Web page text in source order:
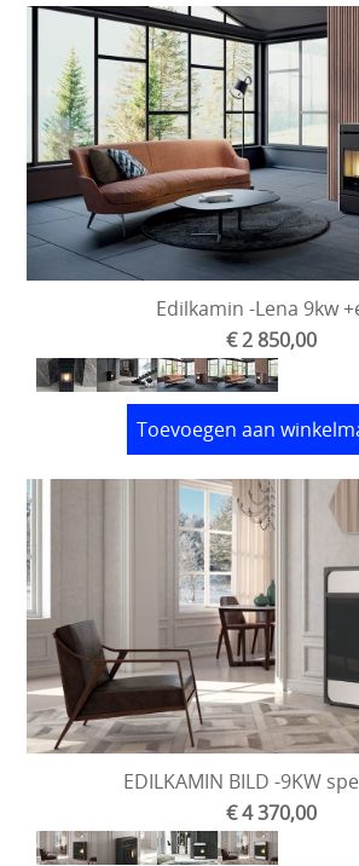
Pellet cv ketels
Pelletkachels
pelletkachels aansluitbaar op de cv
Wat zijn pellets
oostenrijkse pellets
KALOR
Slideshow
Edilkamin -Lena 9kw
€ 2 850,00
Toevoegen aan
EDILKAMIN BILD -9KW
€ 4 370,00